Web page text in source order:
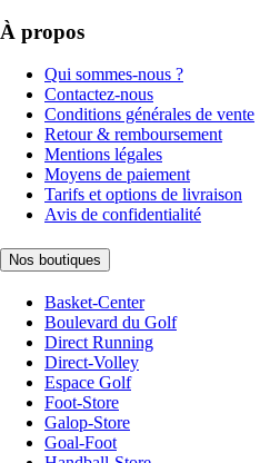
À propos
Qui sommes-nous ?
Contactez-nous
Conditions générales de vente
Retour & remboursement
Mentions légales
Moyens de paiement
Tarifs et options de livraison
Avis de confidentialité
Nos boutiques
Basket-Center
Boulevard du Golf
Direct Running
Direct-Volley
Espace Golf
Foot-Store
Galop-Store
Goal-Foot